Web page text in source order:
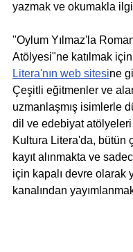
yazmak ve okumakla
"Oylum Yılmaz'la
Atölyesi"ne katılmak için
Litera'nın web sitesine
Çeşitli eğitmenler ve
uzmanlaşmış isimlerle
dil ve edebiyat
Kultura Litera'da, bütün
kayıt alınmakta ve
için kapalı devre olarak
kanalından